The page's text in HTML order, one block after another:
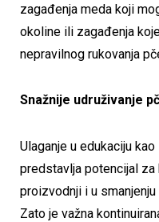
zagađenja meda koji
okoline ili zagađenja
nepravilnog rukovanja
Snažnije udruživanje
Ulaganje u edukaciju
predstavlja potencijal
proizvodnji i u
Zato je važna